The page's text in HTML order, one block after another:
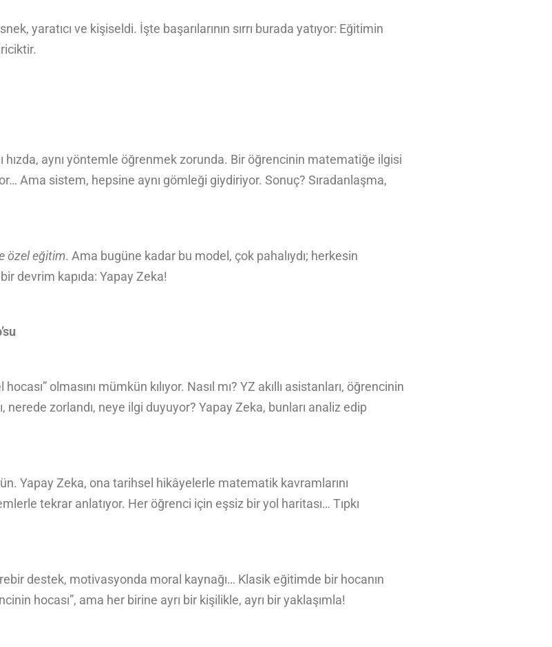
yaratıcı ve kişiseldi. İşte başarılarının sırrı burada yatıyor: Eğitimin
hızda, aynı yöntemle öğrenmek zorunda. Bir öğrencinin matematiğe ilgisi
Ama sistem, hepsine aynı gömleği giydiriyor. Sonuç? Sıradanlaşma,
özel eğitim. Ama bugüne kadar bu model, çok pahalıydı; herkesin
devrim kapıda: Yapay Zeka!
olmasını mümkün kılıyor. Nasıl mı? YZ akıllı asistanları, öğrencinin
zorlandı, neye ilgi duyuyor? Yapay Zeka, bunları analiz edip
Yapay Zeka, ona tarihsel hikâyelerle matematik kavramlarını
tekrar anlatıyor. Her öğrenci için eşsiz bir yol haritası… Tıpkı
destek, motivasyonda moral kaynağı… Klasik eğitimde bir hocanın
hocası”, ama her birine ayrı bir kişilikle, ayrı bir yaklaşımla!